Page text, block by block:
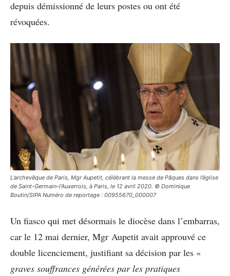
depuis démissionné de leurs postes ou ont été
révoquées.
L’archevêque de Paris, Mgr Aupetit, célèbrant la messe de Pâques dans l’église
de Saint-Germain-l’Auxerrois, à Paris, le 12 avril 2020. © Dominique
Boutin/SIPA Numéro de reportage : 00955670_000007
Un fiasco qui met désormais le diocèse dans l’embarras,
car le 12 mai dernier, Mgr Aupetit avait approuvé ce
double licenciement, justifiant sa décision par les «
graves souffrances générées par les pratiques